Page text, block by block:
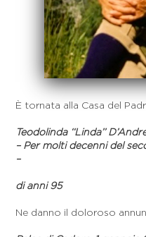
È tornata alla Casa del
Teodolinda ‘‘Linda’’
– Per molti decenni del
–
di anni 95
Ne danno il doloroso